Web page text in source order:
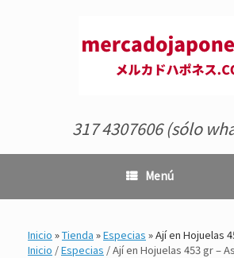
317 4307606 (sólo
Menú
Inicio »Tienda »Especias »Ají en Hojuelas
Inicio /Especias / Ají en Hojuelas 453 gr –